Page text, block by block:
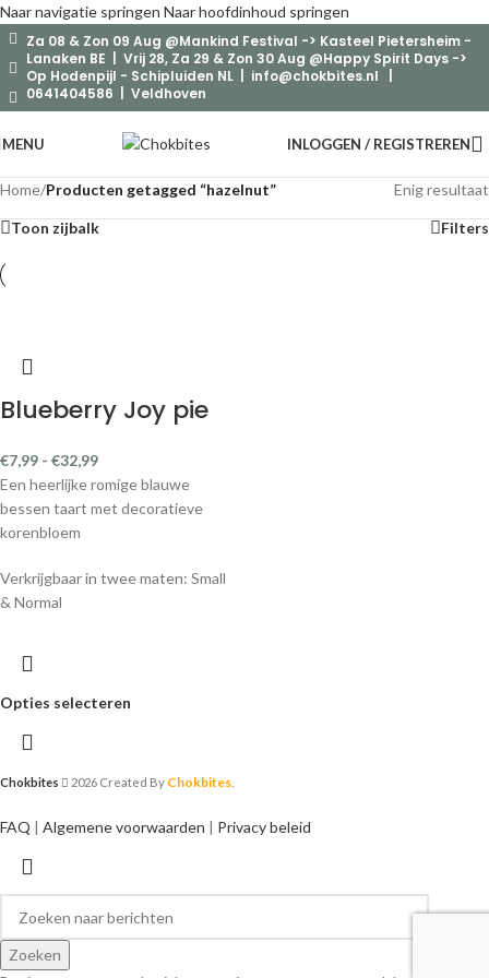
Naar navigatie springen Naar hoofdinhoud springen
Za 08 & Zon 09 Aug @Mankind Festival -> Kasteel Pietersheim -
Lanaken BE | Vrij 28, Za 29 & Zon 30 Aug @Happy Spirit Days ->
Op Hodenpijl - Schipluiden NL | info@chokbites.nl
0641404586 | Veldhoven
MENU INLOGGEN / REGISTREREN
Home/Producten getagged “hazelnut” Enig resultaat
Toon zijbalk Filters
Blueberry Joy pie
€7,99 - €32,99
Een heerlijke romige blauwe
bessen taart met decoratieve
korenbloem
Verkrijgbaar in twee maten: Small
& Normal
Opties selecteren
Chokbites 2026 Created By Chokbites
FAQ | Algemene voorwaarden | Privacy beleid
Zoeken